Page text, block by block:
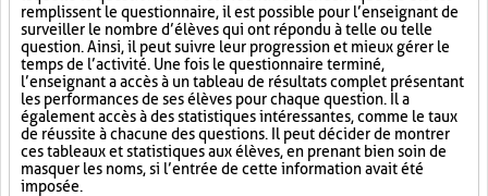
remplissent le questionnaire, il est possible pour l’enseignant de
surveiller le nombre d’élèves qui ont répondu à telle ou telle
question. Ainsi, il peut suivre leur progression et mieux gérer le
temps de l’activité. Une fois le questionnaire terminé,
l’enseignant a accès à un tableau de résultats complet présentant
les performances de ses élèves pour chaque question. Il a
également accès à des statistiques intéressantes, comme le taux
de réussite à chacune des questions. Il peut décider de montrer
ces tableaux et statistiques aux élèves, en prenant bien soin de
masquer les noms, si l’entrée de cette information avait été
imposée.